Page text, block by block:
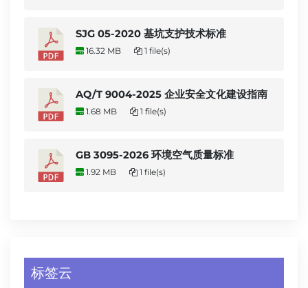
SJG 05-2020 基坑支护技术标准
16.32 MB 1 file(s)
AQ/T 9004-2025 企业安全文化建设指南
1.68 MB 1 file(s)
GB 3095-2026 环境空气质量标准
1.92 MB 1 file(s)
标签云